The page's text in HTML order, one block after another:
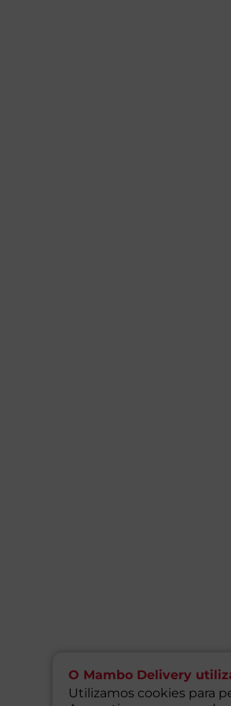
O Mambo Delivery
Utilizamos cookies para